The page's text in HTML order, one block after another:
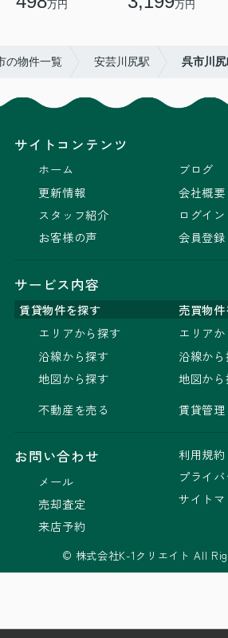
万円 万円
の物件一覧 安芸川尻駅 呉市川
サイトコンテンツ
ホーム
更新情報
スタッフ紹介
お客様の声
ブログ
会社概要
ログイン
会員登録
サービス内容
賃貸物件を探す
売買物
エリアから探す
沿線から探す
地図から探す
不動産を売る
エリア
沿線か
地図か
賃貸管理
お問い合わせ
メール
売却査定
来店予約
利用規約
プライ
サイト
© 株式会社K-1クリエイト All